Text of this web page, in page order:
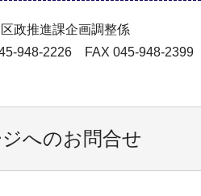
区政推進課企画調整係
948-2226 FAX 045-948-2399
へのお問合せ